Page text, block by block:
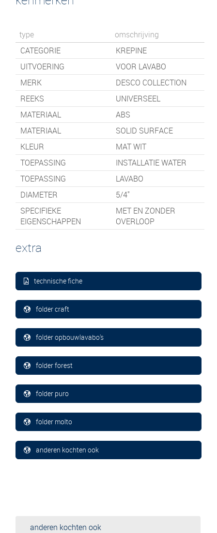
type
omschrijving
CATEGORIE
KREPINE
UITVOERING
VOOR LAVABO
MERK
DESCO COLLECTION
REEKS
UNIVERSEEL
MATERIAAL
ABS
MATERIAAL
SOLID SURFACE
KLEUR
MAT WIT
TOEPASSING
INSTALLATIE WATER
TOEPASSING
LAVABO
DIAMETER
5/4"
SPECIFIEKE
EIGENSCHAPPEN
MET EN ZONDER
OVERLOOP
extra
technische fiche
folder craft
folder opbouwlavabo's
folder forest
folder puro
folder molto
anderen kochten ook
anderen kochten ook